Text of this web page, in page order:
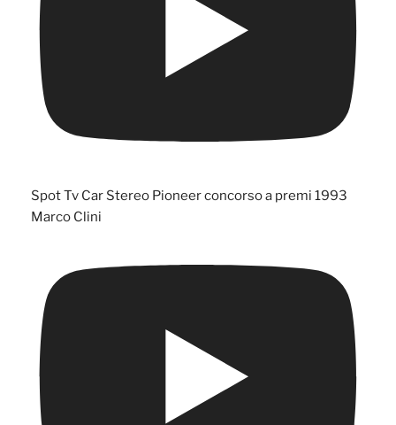
Spot Tv Car Stereo Pioneer concorso a premi 1993
Marco Clini